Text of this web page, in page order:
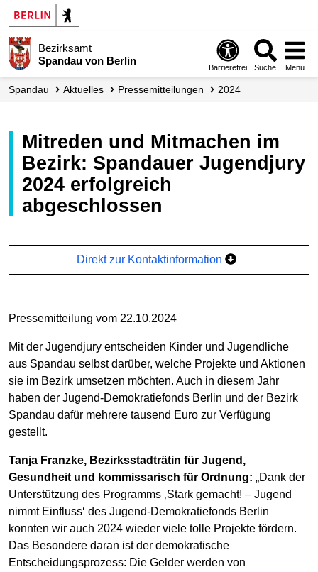
Bezirksamt
Spandau von Berlin
Barrierefrei Suche Menü
Spandau Aktuelles Presse­mitteilungen 2024
Mitreden und Mitmachen im
Bezirk: Spandauer Jugendjury
2024 erfolgreich
abgeschlossen
Direkt zur Kontaktinformation
Pressemitteilung vom 22.10.2024
Mit der Jugendjury entscheiden Kinder und Jugendliche
aus Spandau selbst darüber, welche Projekte und Aktionen
sie im Bezirk umsetzen möchten. Auch in diesem Jahr
haben der Jugend-Demokratiefonds Berlin und der Bezirk
Spandau dafür mehrere tausend Euro zur Verfügung
gestellt.
Tanja Franzke, Bezirksstadträtin für Jugend,
Gesundheit und kommissarisch für Ordnung: „Dank der
Unterstützung des Programms ‚Stark gemacht! – Jugend
nimmt Einfluss‘ des Jugend-Demokratiefonds Berlin
konnten wir auch 2024 wieder viele tolle Projekte fördern.
Das Besondere daran ist der demokratische
Entscheidungsprozess: Die Gelder werden von